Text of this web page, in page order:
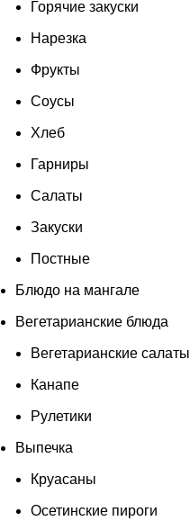
Горячие закуски
Нарезка
Фрукты
Соусы
Хлеб
Гарниры
Салаты
Закуски
Постные
Блюдо на мангале
Вегетарианские блюда
Вегетарианские салаты
Канапе
Рулетики
Выпечка
Круасаны
Осетинские пироги